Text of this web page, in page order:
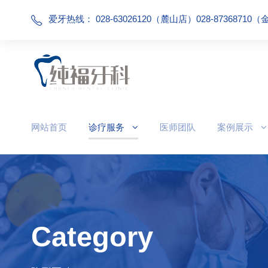
爱牙热线： 028-63026120（麓山店）028-87368710（
网站首页 诊疗服务 医师团队 案例展示
Category